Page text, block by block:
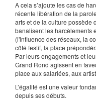
A cela s’ajoute les cas de
récente libération de la
arts et de la culture possède
banalisent les harcèlements
(l'influence des réseaux, la
côté festif, la place
Par leurs engagements et
Grand Rond agissent en
place aux salariées, aux
L’égalité est une valeur
depuis ses débuts.